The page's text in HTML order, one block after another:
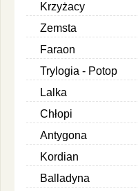
Krzyżacy
Zemsta
Faraon
Trylogia - Potop
Lalka
Chłopi
Antygona
Kordian
Balladyna